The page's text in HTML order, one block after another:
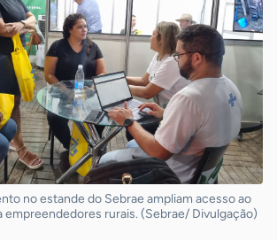
no estande do Sebrae ampliam acesso ao
rurais. (Sebrae/ Divulgação)